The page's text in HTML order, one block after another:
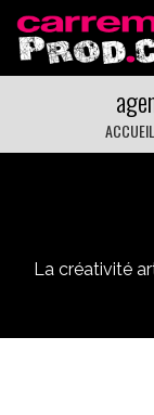
ACCUEIL
La créativité